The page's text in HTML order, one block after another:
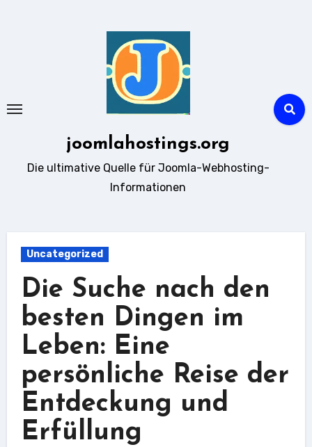
joomlahostings.org
Die ultimative Quelle für Joomla-Webhosting-
Informationen
Uncategorized
Die Suche nach den
besten Dingen im
Leben: Eine
persönliche Reise der
Entdeckung und
Erfüllung